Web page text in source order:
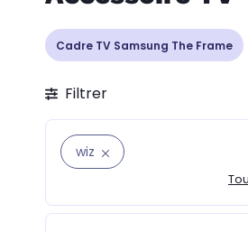
Cadre TV Samsung The Frame
Filtrer
wiz